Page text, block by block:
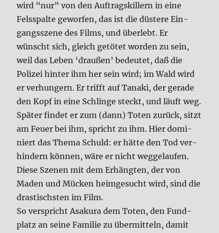
wird “nur” von den Auf­trags­kil­lern in eine
Fels­spal­te gewor­fen, das ist die düste­re Ein­
gangs­sze­ne des Films, und über­lebt. Er
wünscht sich, gleich getö­tet wor­den zu sein,
weil das Leben ‘drau­ßen’ bedeu­tet, daß die
Poli­zei hin­ter ihm her sein wird; im Wald wird
er ver­hun­gern. Er trifft auf Tana­ki, der gera­de
den Kopf in eine Schlin­ge steckt, und läuft weg.
Spä­ter fin­det er zum (dann) Toten zurück, sitzt
am Feu­er bei ihm, spricht zu ihm. Hier domi­
niert das The­ma Schuld: er hät­te den Tod ver­
hin­dern kön­nen, wäre er nicht weg­ge­lau­fen.
Die­se Sze­nen mit dem Erhäng­ten, der von
Maden und Mücken heim­ge­sucht wird, sind die
dra­stisch­sten im Film.
So ver­spricht Asa­ku­ra dem Toten, den Fund­
platz an sei­ne Fami­lie zu über­mit­teln, damit